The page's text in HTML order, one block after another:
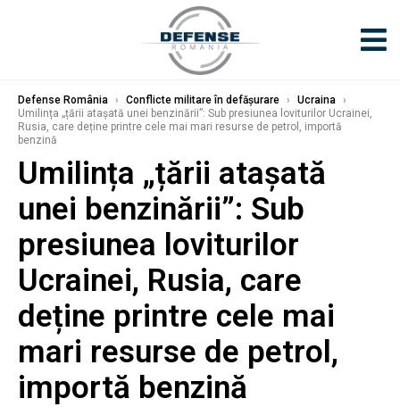
Defense România › Conflicte militare în defășurare › Ucraina ›
Umilința „țării atașată unei benzinării”: Sub presiunea loviturilor Ucrainei,
Rusia, care deține printre cele mai mari resurse de petrol, importă
benzină
Umilința „țării atașată
unei benzinării”: Sub
presiunea loviturilor
Ucrainei, Rusia, care
deține printre cele mai
mari resurse de petrol,
importă benzină